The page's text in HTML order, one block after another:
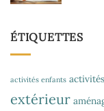
ÉTIQUETTES
activités enfants
extérieur